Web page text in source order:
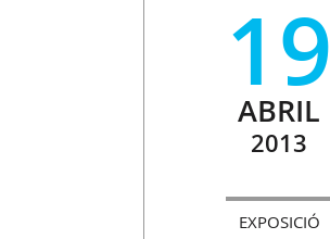
19
ABRIL
2013
EXPOSICIÓ